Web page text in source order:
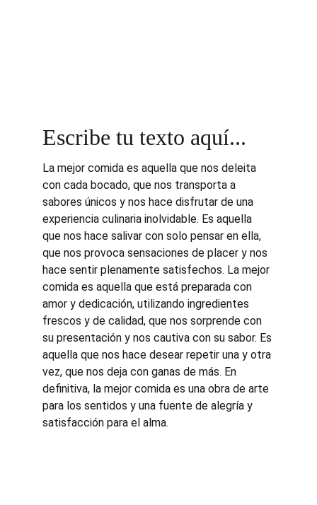
La mejor comida es aquella que nos deleita
con cada bocado, que nos transporta a
sabores únicos y nos hace disfrutar de una
experiencia culinaria inolvidable. Es aquella
que nos hace salivar con solo pensar en ella,
que nos provoca sensaciones de placer y nos
hace sentir plenamente satisfechos. La mejor
comida es aquella que está preparada con
amor y dedicación, utilizando ingredientes
frescos y de calidad, que nos sorprende con
su presentación y nos cautiva con su sabor. Es
aquella que nos hace desear repetir una y otra
vez, que nos deja con ganas de más. En
definitiva, la mejor comida es una obra de arte
para los sentidos y una fuente de alegría y
satisfacción para el alma.
Escribe tu texto aquí...